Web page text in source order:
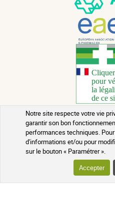
Notre site respecte votre vie
garantir son bon
performances techniques.
d'informations et/ou pour
sur le bouton « Paramétrer ».
Accepter